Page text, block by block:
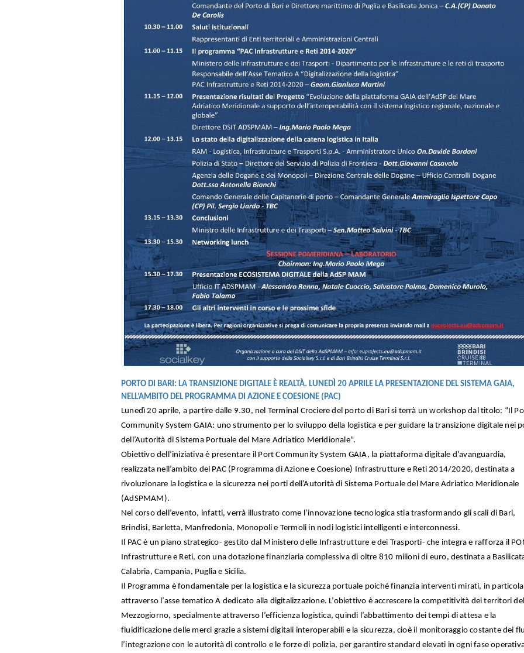
PORTO DI BARI: LA TRANSIZIONE DIGITALE È REALTÀ. LUNEDÌ 20 APRILE LA PRESENTAZIONE DEL SISTEMA GAIA,
NELL’AMBITO DEL PROGRAMMA DI AZIONE E COESIONE (PAC)
Lunedì 20 aprile, a partire dalle 9.30, nel Terminal Crociere del porto di Bari si terrà un workshop dal titolo: “Il
Community System GAIA: uno strumento per lo sviluppo della logistica e per guidare la transizione digitale nei
dell’Autorità di Sistema Portuale del Mare Adriatico Meridionale”.
Obiettivo dell’iniziativa è presentare il Port Community System GAIA, la piattaforma digitale d’avanguardia,
realizzata nell’ambito del PAC (Programma di Azione e Coesione) Infrastrutture e Reti 2014/2020, destinata a
rivoluzionare la logistica e la sicurezza nei porti dell’Autorità di Sistema Portuale del Mare Adriatico Meridionale
(AdSPMAM).
Nel corso dell’evento, infatti, verrà illustrato come l’innovazione tecnologica stia trasformando gli scali di Bari,
Brindisi, Barletta, Manfredonia, Monopoli e Termoli in nodi logistici intelligenti e interconnessi.
Il PAC è un piano strategico- gestito dal Ministero delle Infrastrutture e dei Trasporti- che integra e rafforza il
Infrastrutture e Reti, con una dotazione finanziaria complessiva di oltre 810 milioni di euro, destinata a
Calabria, Campania, Puglia e Sicilia.
Il Programma è fondamentale per la logistica e la sicurezza portuale poiché finanzia interventi mirati, in
attraverso l’asse tematico A dedicato alla digitalizzazione. L’obiettivo è accrescere la competitività dei territori del
Mezzogiorno, specialmente attraverso l’efficienza logistica, quindi l’abbattimento dei tempi di attesa e la
fluidificazione delle merci grazie a sistemi digitali interoperabili e la sicurezza, cioè il monitoraggio costante dei
l’integrazione con le autorità di controllo e le forze di polizia, per garantire standard elevati in ogni fase